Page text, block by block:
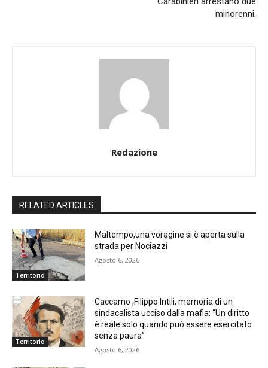
minorenni.
Redazione
RELATED ARTICLES
Territorio
Maltempo,una voragine si è aperta sulla
strada per Nociazzi
Agosto 6, 2026
Territorio
Caccamo ,Filippo Intili, memoria di un
sindacalista ucciso dalla mafia: “Un diritto
è reale solo quando può essere esercitato
senza paura”
Agosto 6, 2026